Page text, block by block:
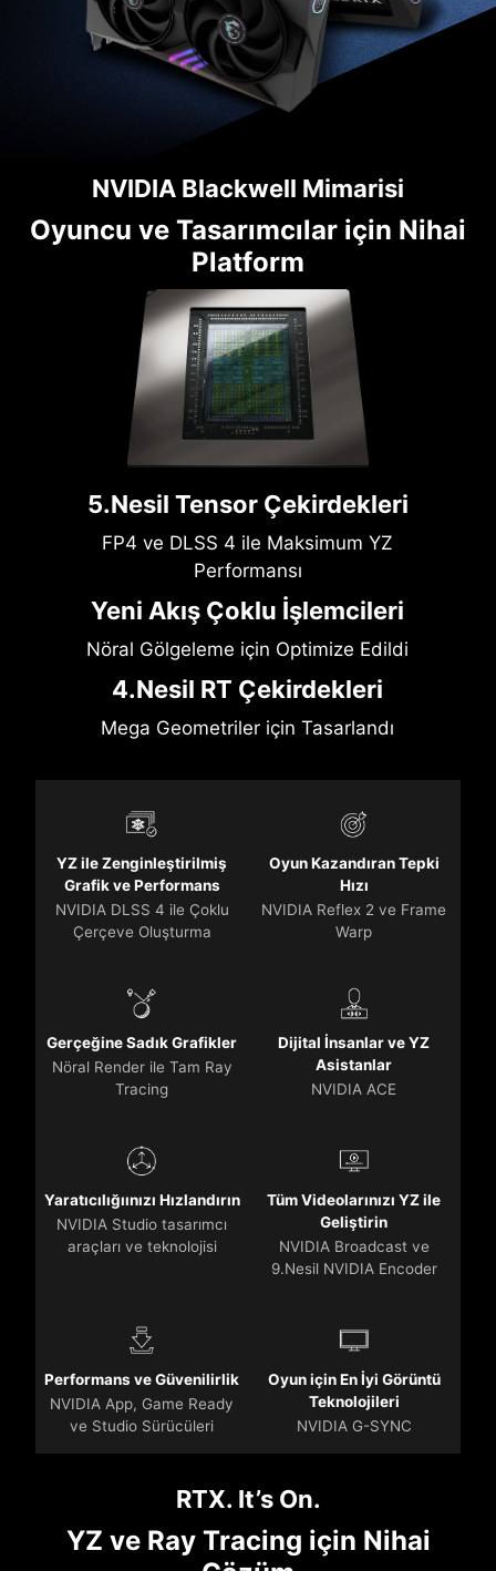
NVIDIA Blackwell Mimarisi
Oyuncu ve Tasarımcılar için Nihai
Platform
5.Nesil Tensor Çekirdekleri
FP4 ve DLSS 4 ile Maksimum YZ
Performansı
Yeni Akış Çoklu İşlemcileri
Nöral Gölgeleme için Optimize Edildi
4.Nesil RT Çekirdekleri
Mega Geometriler için Tasarlandı
YZ ile Zenginleştirilmiş
Grafik ve Performans
NVIDIA DLSS 4 ile Çoklu
Çerçeve Oluşturma
Oyun Kazandıran Tepki
Hızı
NVIDIA Reflex 2 ve Frame
Warp
Gerçeğine Sadık Grafikler
Nöral Render ile Tam Ray
Tracing
Dijital İnsanlar ve YZ
Asistanlar
NVIDIA ACE
Yaratıcılığıınızı Hızlandırın
NVIDIA Studio tasarımcı
araçları ve teknolojisi
Tüm Videolarınızı YZ ile
Geliştirin
NVIDIA Broadcast ve
9.Nesil NVIDIA Encoder
Performans ve Güvenilirlik
NVIDIA App, Game Ready
ve Studio Sürücüleri
Oyun için En İyi Görüntü
Teknolojileri
NVIDIA G-SYNC
RTX. It’s On.
YZ ve Ray Tracing için Nihai